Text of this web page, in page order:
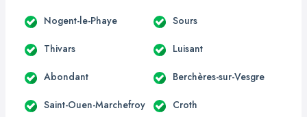
Nogent-le-Phaye Sours
Thivars Luisant
Abondant Berchères-sur-Vesgre
Saint-Ouen-Marchefroy Croth